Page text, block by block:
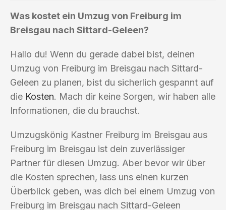
Was kostet ein Umzug von Freiburg im
Breisgau nach Sittard-Geleen?
Hallo du! Wenn du gerade dabei bist, deinen
Umzug von Freiburg im Breisgau nach Sittard-
Geleen zu planen, bist du sicherlich gespannt auf
die Kosten. Mach dir keine Sorgen, wir haben alle
Informationen, die du brauchst.
Umzugskönig Kastner Freiburg im Breisgau aus
Freiburg im Breisgau ist dein zuverlässiger
Partner für diesen Umzug. Aber bevor wir über
die Kosten sprechen, lass uns einen kurzen
Überblick geben, was dich bei einem Umzug von
Freiburg im Breisgau nach Sittard-Geleen